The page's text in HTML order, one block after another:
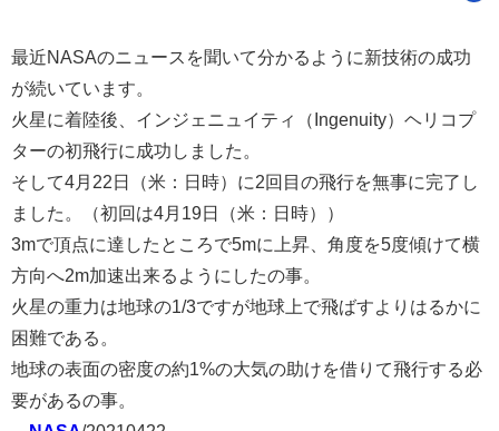
最近NASAのニュースを聞いて分かるように新技術の成功
が続いています。
火星に着陸後、インジェニュイティ（Ingenuity）ヘリコプ
ターの初飛行に成功しました。
そして4月22日（米：日時）に2回目の飛行を無事に完了し
ました。（初回は4月19日（米：日時））
3mで頂点に達したところで5mに上昇、角度を5度傾けて横
方向へ2m加速出来るようにしたの事。
火星の重力は地球の1/3ですが地球上で飛ばすよりはるかに
困難である。
地球の表面の密度の約1%の大気の助けを借りて飛行する必
要があるの事。